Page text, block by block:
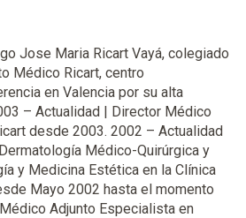
Jose Maria Ricart Vayá, colegiado
Médico Ricart, centro
en Valencia por su alta
– Actualidad | Director Médico
desde 2003. 2002 – Actualidad
Médico-Quirúrgica y
y Medicina Estética en la Clínica
Mayo 2002 hasta el momento
Adjunto Especialista en